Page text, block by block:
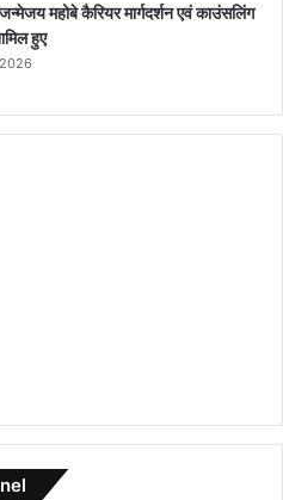
महोबे कैरियर मार्गदर्शन एवं काउंसलिंग
हुए